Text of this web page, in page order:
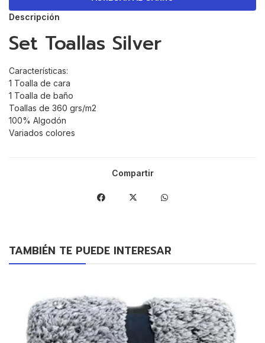
Descripción
Set Toallas Silver
Características:
1 Toalla de cara
1 Toalla de baño
Toallas de 360 grs/m2
100% Algodón
Variados colores
Compartir
TAMBIÉN TE PUEDE INTERESAR